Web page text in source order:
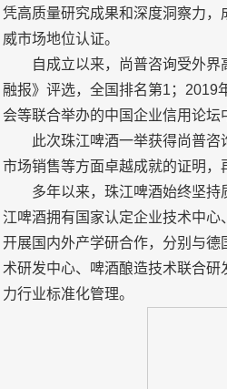
凭高质量研究成果和深度洞察力
威市场地位认证。
自成立以来，尚普咨询受外
融报》评选，全国排名第1；2019
会等联合举办的中国企业信用论坛
此次珠江啤酒一举获得尚普咨
市场销售等方面卓越成就的证明，
多年以来，珠江啤酒始终坚
江啤酒拥有国家认定企业技术中
开展国内外产学研合作，分别与
术研发中心、啤酒酿造技术联合
力行业标准化管理。